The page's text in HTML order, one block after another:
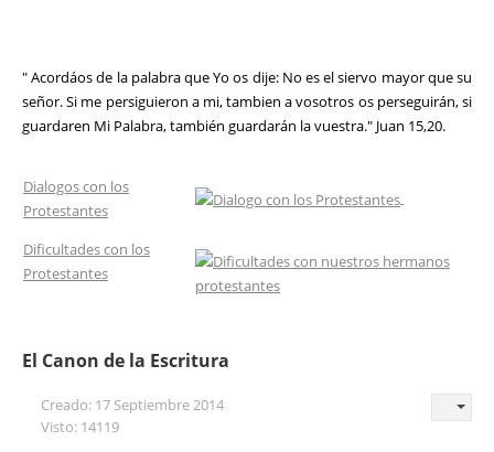
" Acordáos de la palabra que Yo os dije: No es el siervo mayor que su
señor. Si me persiguieron a mi, tambien a vosotros os perseguirán, si
guardaren Mi Palabra, también guardarán la vuestra." Juan 15,20.
Dialogos con los
Protestantes
Dificultades con los
Protestantes
El Canon de la Escritura
Creado: 17 Septiembre 2014
Visto: 14119